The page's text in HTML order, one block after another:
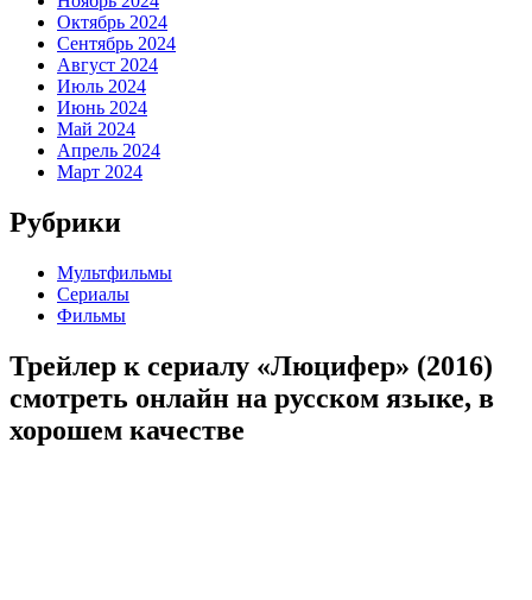
Октябрь 2024
Сентябрь 2024
Август 2024
Июль 2024
Июнь 2024
Май 2024
Апрель 2024
Март 2024
Рубрики
Мультфильмы
Сериалы
Фильмы
Трейлер к сериалу «Люцифер» (2016)
cмотреть онлайн на русском языке, в
хорошем качестве